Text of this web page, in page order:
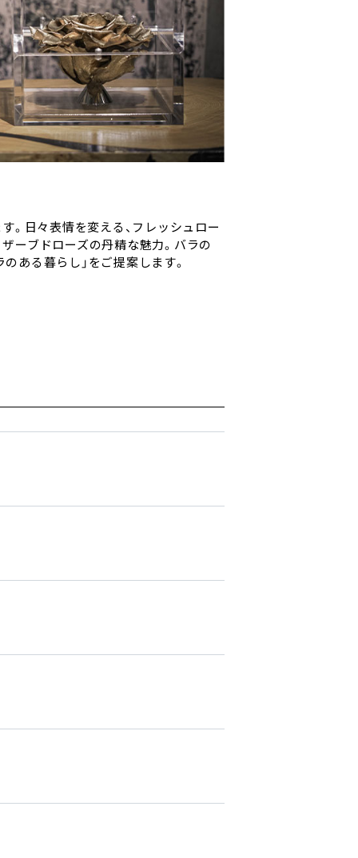
。日々表情を変える、フレッシュロー
ーブドローズの丹精な魅力。バラの
ある暮らし」をご提案します。